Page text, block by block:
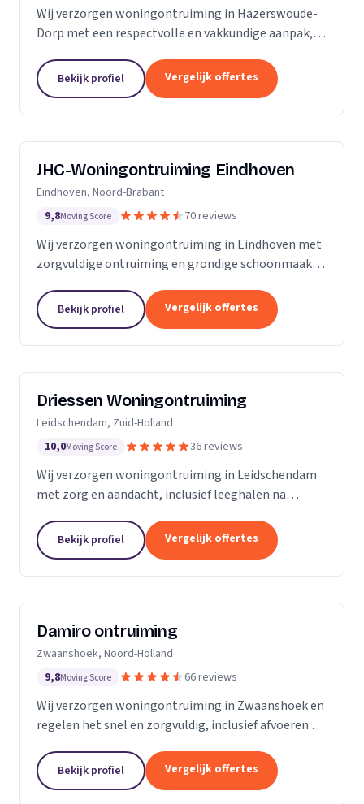
Wij verzorgen woningontruiming in Hazerswoude-
Dorp met een respectvolle en vakkundige aanpak,
Bekijk profiel Vergelijk offertes
JHC-Woningontruiming Eindhoven
Eindhoven, Noord-Brabant
9,8Moving Score 70 reviews
Wij verzorgen woningontruiming in Eindhoven met
zorgvuldige ontruiming en grondige schoonmaak
Bekijk profiel Vergelijk offertes
Driessen Woningontruiming
Leidschendam, Zuid-Holland
10,0Moving Score 36 reviews
Wij verzorgen woningontruiming in Leidschendam
met zorg en aandacht, inclusief leeghalen na
Bekijk profiel Vergelijk offertes
Damiro ontruiming
Zwaanshoek, Noord-Holland
9,8Moving Score 66 reviews
Wij verzorgen woningontruiming in Zwaanshoek en
regelen het snel en zorgvuldig, inclusief afvoeren en
Bekijk profiel Vergelijk offertes